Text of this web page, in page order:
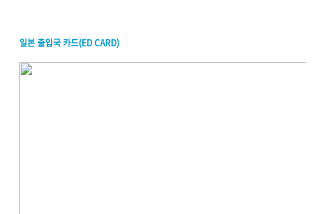
일본 출입국 카드(ED CARD)